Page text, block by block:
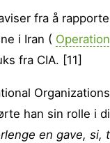
fra å
i Iran (
fra CIA. [11]
han sin rolle i
en gave,